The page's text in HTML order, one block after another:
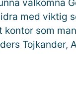
välkomna
med viktig
som
Tojkander,